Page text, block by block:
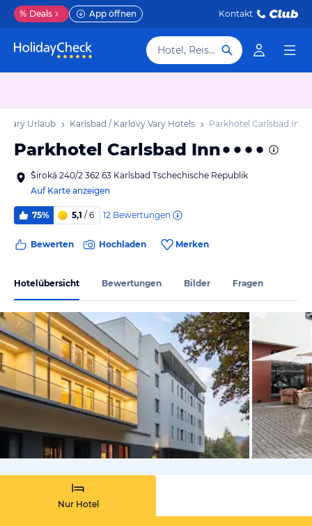
% Deals App öffnen Kontakt
Hotel, Reiseziel
Vary Urlaub Karlsbad / Karlovy Vary Hotels Parkhotel Carlsbad Inn
Parkhotel Carlsbad Inn
Široká 240/2 362 63 Karlsbad Tschechische Republik
Auf Karte anzeigen
75% 5,1 / 6 12 Bewertungen
Bewerten Hochladen Merken
Hotelübersicht Bewertungen Bilder Fragen
von
Nur Hotel